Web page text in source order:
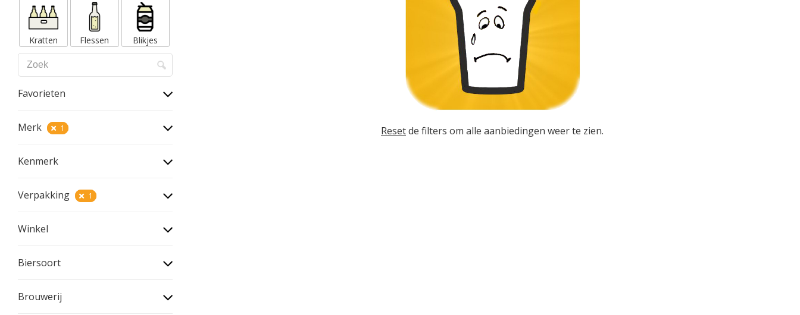
Kratten Flessen Blikjes
Favorieten
Merk 1
Kenmerk
Verpakking 1
Winkel
Biersoort
Brouwerij
Resetde filters om alle aanbiedingen weer te zien.